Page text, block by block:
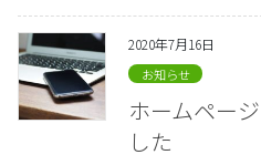
2020年7月16日
お知らせ
ホームペー
した